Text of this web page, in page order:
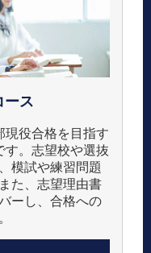
ース
現役合格を目指す
す。​志望校や選抜
模試や練習問題
た、志望理由書
ーし、合格への